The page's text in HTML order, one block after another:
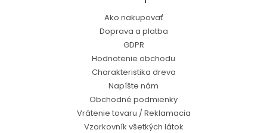
Ako nakupovať
Doprava a platba
GDPR
Hodnotenie obchodu
Charakteristika dreva
Napíšte nám
Obchodné podmienky
Vrátenie tovaru / Reklamacia
Vzorkovník všetkých látok